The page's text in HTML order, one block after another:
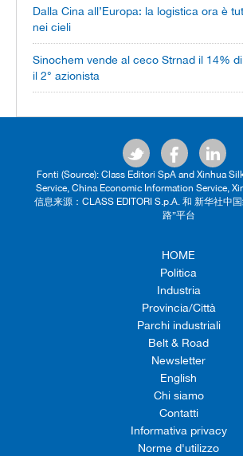
Dalla Cina all’Europa: la logistica ora è
nei cieli
Sinochem vende al ceco Strnad il 14%
il 2° azionista
Fonti (Source): Class Editori SpA and Xinhua
Service, China Economic Information Service,
信息来源：CLASS EDITORI S.p.A. 和 新华社中
路”平台
HOME
Politica
Industria
Provincia/Città
Parchi industriali
Belt & Road
Newsletter
English
Chi siamo
Contatti
Informativa privacy
Norme d'utilizzo